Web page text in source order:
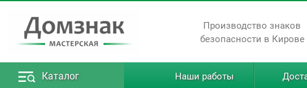
Производство знаков
безопасности в Кирове
Каталог Наши работы